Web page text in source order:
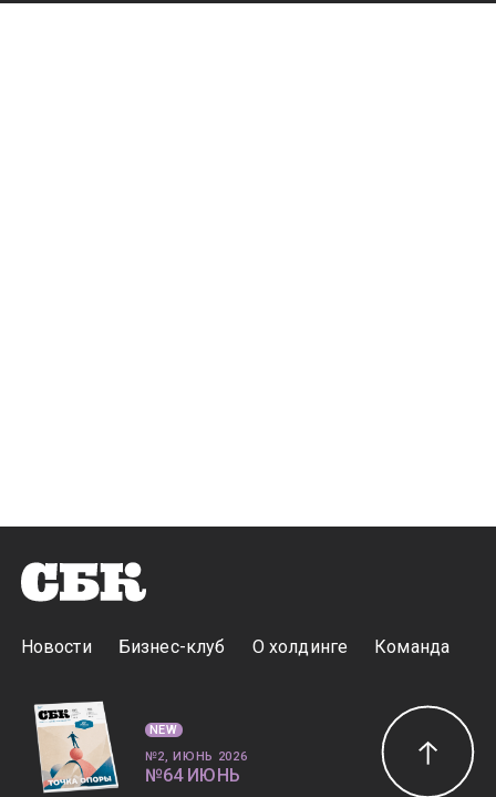
Новости Бизнес-клуб О холдинге Команда
NEW
№2, ИЮНЬ 2026
№64 ИЮНЬ